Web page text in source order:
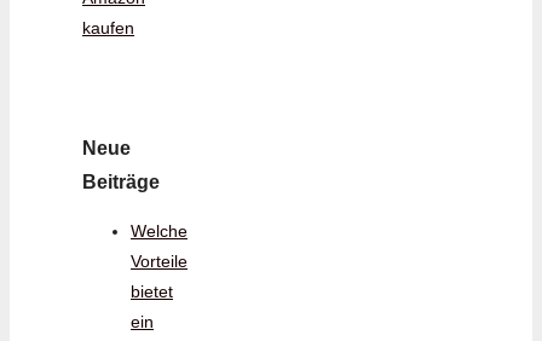
kaufen
Neue
Beiträge
Welche
Vorteile
bietet
ein